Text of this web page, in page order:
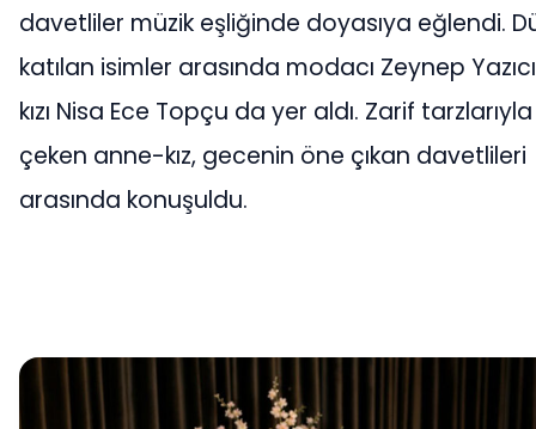
davetliler müzik eşliğinde doyasıya eğlendi.
katılan isimler arasında modacı Zeynep
kızı Nisa Ece Topçu da yer aldı. Zarif
çeken anne-kız, gecenin öne çıkan davetlileri
arasında konuşuldu.